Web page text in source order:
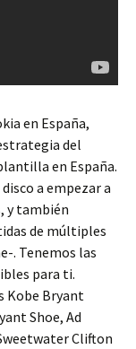
en España,
del
en España.
a empezar a
y también
de múltiples
. Tenemos las
para ti.
Kobe Bryant
Shoe, Ad
Clifton